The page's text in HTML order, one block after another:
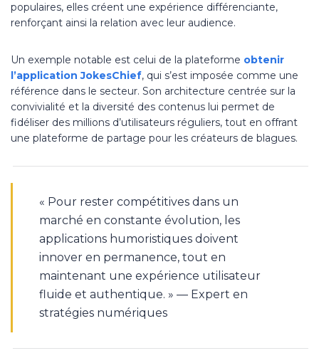
populaires, elles créent une expérience différenciante,
renforçant ainsi la relation avec leur audience.
Un exemple notable est celui de la plateforme obtenir
l’application JokesChief, qui s’est imposée comme une
référence dans le secteur. Son architecture centrée sur la
convivialité et la diversité des contenus lui permet de
fidéliser des millions d’utilisateurs réguliers, tout en offrant
une plateforme de partage pour les créateurs de blagues.
« Pour rester compétitives dans un
marché en constante évolution, les
applications humoristiques doivent
innover en permanence, tout en
maintenant une expérience utilisateur
fluide et authentique. » — Expert en
stratégies numériques